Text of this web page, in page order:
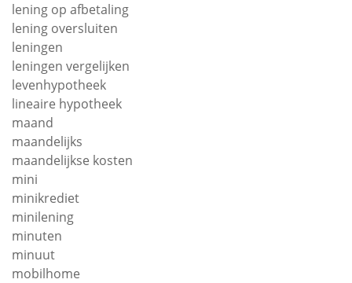
lening op afbetaling
lening oversluiten
leningen
leningen vergelijken
levenhypotheek
lineaire hypotheek
maand
maandelijks
maandelijkse kosten
mini
minikrediet
minilening
minuten
minuut
mobilhome